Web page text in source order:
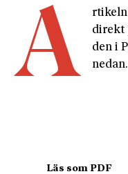
A
direkt
den i
nedan.